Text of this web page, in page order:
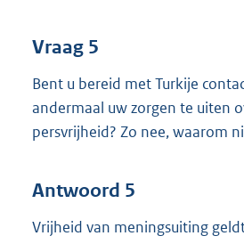
Vraag 5
Bent u bereid met Turkije
andermaal uw zorgen te uiten
persvrijheid? Zo nee, waarom
Antwoord 5
Vrijheid van meningsuiting